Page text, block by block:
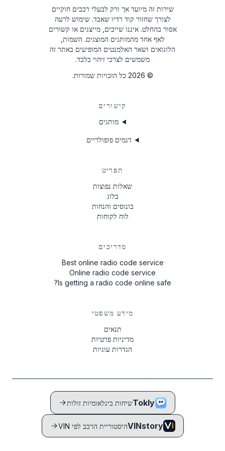
ניתן למצוא למטה.
כלים לפירוק הרדיו
עכשיו תוכל ליהנות מהמוזיקה שלך שוב!
שירות זה מיועד אך ורק לבעלי רכבים חוקיים
לצורך שחזור קוד רדיו שאבד. שימוש לרעה
אסור בהחלט. איננו שייכים, מייצגים או קשורים
לאף אחד מהמותגים המוצגים. השמות,
הלוגואים ושאר האלמנטים המופיעים באתר זה
משמשים לצרכי זיהוי בלבד.
©
2026 כל הזכויות שמורות.
קישורים
מותגים
דגמים פופולריים
תפריט
שאלות נפוצות
בלוג
בונוסים והנחות
לוח לקוחות
מדריכים
Best online radio code service
Online radio code service
Is getting a radio code online safe?
מידע משפטי
תנאים
מדיניות פרטיות
הגדרות עוגיות
Toklyשיחות בינלאומיות זולות
VINstoryהיסטוריית הרכב לפי VIN